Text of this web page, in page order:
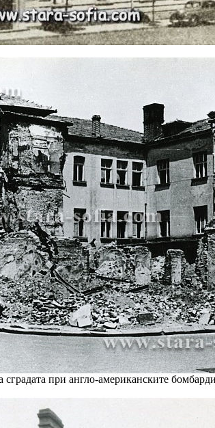
при англо-американските